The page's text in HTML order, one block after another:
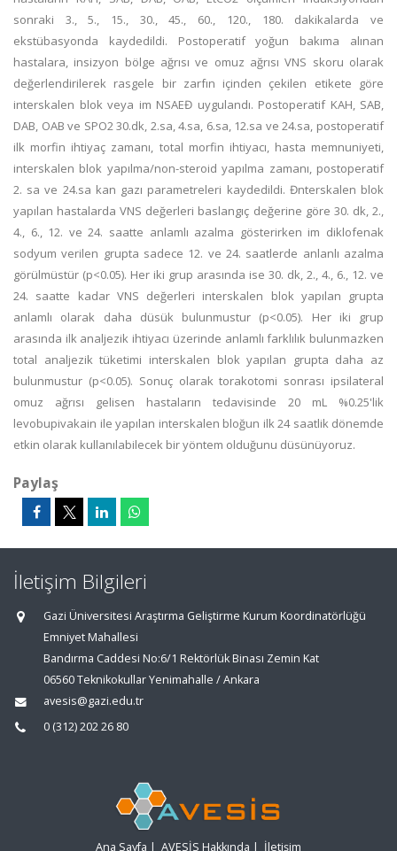
sonraki 3., 5., 15., 30., 45., 60., 120., 180. dakikalarda ve
ekstübasyonda kaydedildi. Postoperatif yoğun bakıma alınan
hastalara, insizyon bölge ağrısı ve omuz ağrısı VNS skoru olarak
değerlendirilerek rasgele bir zarfın içinden çekilen etikete göre
interskalen blok veya im NSAEĐ uygulandı. Postoperatif KAH, SAB,
DAB, OAB ve SPO2 30.dk, 2.sa, 4.sa, 6.sa, 12.sa ve 24.sa, postoperatif
ilk morfin ihtiyaç zamanı, total morfin ihtiyacı, hasta memnuniyeti,
interskalen blok yapılma/non-steroid yapılma zamanı, postoperatif
2. sa ve 24.sa kan gazı parametreleri kaydedildi. Đnterskalen blok
yapılan hastalarda VNS değerleri baslangıç değerine göre 30. dk, 2.,
4., 6., 12. ve 24. saatte anlamlı azalma gösterirken im diklofenak
sodyum verilen grupta sadece 12. ve 24. saatlerde anlanlı azalma
görülmüstür (p<0.05). Her iki grup arasında ise 30. dk, 2., 4., 6., 12. ve
24. saatte kadar VNS değerleri interskalen blok yapılan grupta
anlamlı olarak daha düsük bulunmustur (p<0.05). Her iki grup
arasında ilk analjezik ihtiyacı üzerinde anlamlı farklılık bulunmazken
total analjezik tüketimi interskalen blok yapılan grupta daha az
bulunmustur (p<0.05). Sonuç olarak torakotomi sonrası ipsilateral
omuz ağrısı gelisen hastaların tedavisinde 20 mL %0.25'lik
levobupivakain ile yapılan interskalen bloğun ilk 24 saatlik dönemde
etkin olarak kullanılabilecek bir yöntem olduğunu düsünüyoruz.
Paylaş
İletişim Bilgileri
Gazi Üniversitesi Araştırma Geliştirme Kurum Koordinatörlüğü
Emniyet Mahallesi
Bandırma Caddesi No:6/1 Rektörlük Binası Zemin Kat
06560 Teknikokullar Yenimahalle / Ankara
avesis@gazi.edu.tr
0 (312) 202 26 80
Ana Sayfa | AVESİS Hakkında | İletişim